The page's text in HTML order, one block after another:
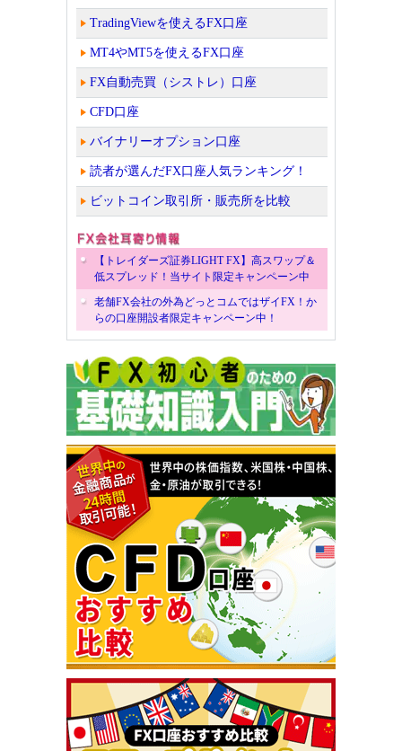
TradingViewを使えるFX口座
MT4やMT5を使えるFX口座
FX自動売買（シストレ）口座
CFD口座
バイナリーオプション口座
読者が選んだFX口座人気ランキング！
ビットコイン取引所・販売所を比較
【トレイダーズ証券LIGHT FX】高スワップ＆
低スプレッド！当サイト限定キャンペーン中
老舗FX会社の外為どっとコムではザイFX！か
らの口座開設者限定キャンペーン中！